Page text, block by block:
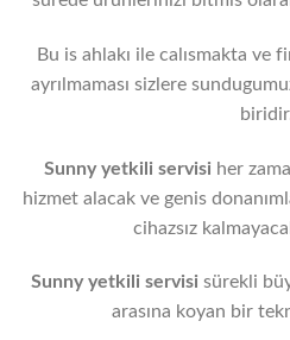
Bu is ahlakı ile calısmakta ve
ayrılmaması sizlere
Sunny yetkili servisi her
hizmet alacak ve genis
cihazsız
Sunny yetkili servisi sürekli
arasına koyan bir